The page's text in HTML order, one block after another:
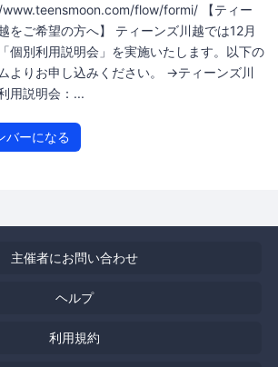
flow/formi/ 【ティー
をご希望の方へ】 ティーンズ川越では12月
個別利用説明会」を実施いたします。以下の
よりお申し込みください。 →ティーンズ川
用説明会：...
バーになる
主催者にお問い合わせ
ヘルプ
利用規約